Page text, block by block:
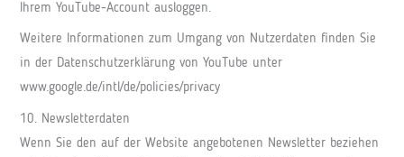
Ihrem YouTube-Account ausloggen.
Weitere Informationen zum Umgang von Nutzerdaten finden Sie
in der Datenschutzerklärung von YouTube unter
www.google.de/intl/de/policies/privacy
10. Newsletterdaten
Wenn Sie den auf der Website angebotenen Newsletter beziehen